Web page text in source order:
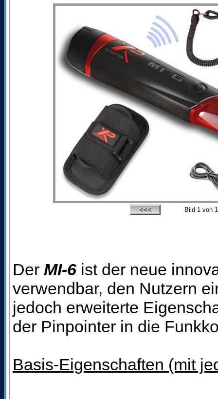
Bild 1 von 1
Der MI-6 ist der neue
verwendbar, den Nutzern
jedoch erweiterte
der Pinpointer in die
Basis-Eigenschaften (mit